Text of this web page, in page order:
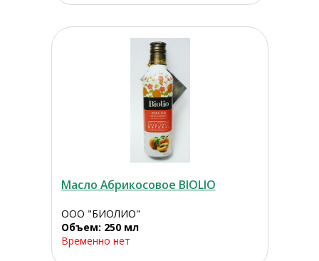
Масло Абрикосовое BIOLIO
ООО "БИОЛИО"
Объем: 250 мл
Временно нет